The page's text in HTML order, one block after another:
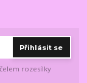
Přihlásit se
rozesílky